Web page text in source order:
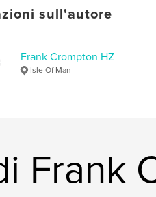
sull'autore
Frank Crompton HZ
Isle Of Man
Frank